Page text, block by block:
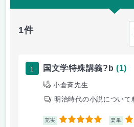
1件
1 国文学特殊講義?b (1)
小倉斉先生
明治時代の小説について
充実 5 楽単 2